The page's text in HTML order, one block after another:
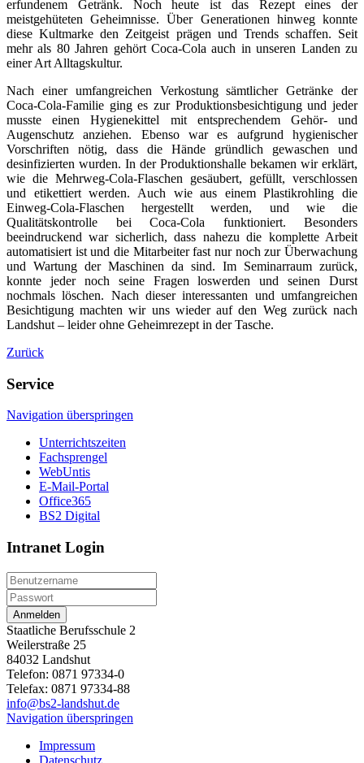
erfundenem Getränk. Noch heute ist das Rezept eines der
meistgehüteten Geheimnisse. Über Generationen hinweg konnte
diese Kultmarke den Zeitgeist prägen und Trends schaffen. Seit
mehr als 80 Jahren gehört Coca-Cola auch in unseren Landen zu
einer Art Alltagskultur.
Nach einer umfangreichen Verkostung sämtlicher Getränke der
Coca-Cola-Familie ging es zur Produktionsbesichtigung und jeder
musste einen Hygienekittel mit entsprechendem Gehör- und
Augenschutz anziehen. Ebenso war es aufgrund hygienischer
Vorschriften nötig, dass die Hände gründlich gewaschen und
desinfizierten wurden. In der Produktionshalle bekamen wir erklärt,
wie die Mehrweg-Cola-Flaschen gesäubert, gefüllt, verschlossen
und etikettiert werden. Auch wie aus einem Plastikrohling die
Einweg-Cola-Flaschen hergestellt werden, und wie die
Qualitätskontrolle bei Coca-Cola funktioniert. Besonders
beeindruckend war sicherlich, dass nahezu die komplette Arbeit
automatisiert ist und die Mitarbeiter fast nur noch zur Überwachung
und Wartung der Maschinen da sind. Im Seminarraum zurück,
konnte jeder noch seine Fragen loswerden und seinen Durst
nochmals löschen. Nach dieser interessanten und umfangreichen
Besichtigung machten wir uns wieder auf den Weg zurück nach
Landshut – leider ohne Geheimrezept in der Tasche.
Zurück
Service
Navigation überspringen
Unterrichtszeiten
Fachsprengel
WebUntis
E-Mail-Portal
Office365
BS2 Digital
Intranet Login
Anmelden
Staatliche Berufsschule 2
Weilerstraße 25
84032 Landshut
Telefon: 0871 97334-0
Telefax: 0871 97334-88
info@bs2-landshut.de
Navigation überspringen
Impressum
Datenschutz